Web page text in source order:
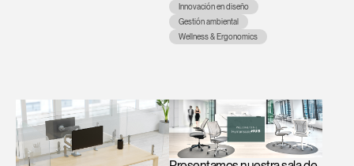
Registro Crear una cuenta
REGISTRO
Innovación en diseño
Gestión ambiental
Wellness & Ergonomics